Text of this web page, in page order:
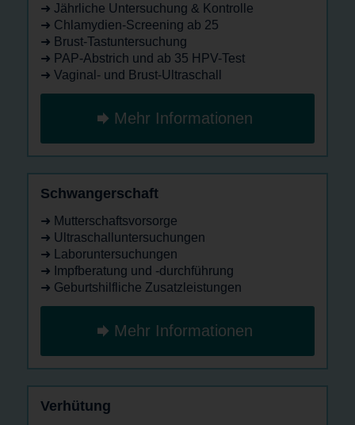
➜ Jährliche Untersuchung & Kontrolle
➜ Chlamydien-Screening ab 25
➜ Brust-Tastuntersuchung
➜ PAP-Abstrich und ab 35 HPV-Test
➜ Vaginal- und Brust-Ultraschall
Mehr Informationen
Schwangerschaft
➜ Mutterschaftsvorsorge
➜ Ultraschalluntersuchungen
➜ Laboruntersuchungen
➜ Impfberatung und -durchführung
➜ Geburtshilfliche Zusatzleistungen
Mehr Informationen
Verhütung